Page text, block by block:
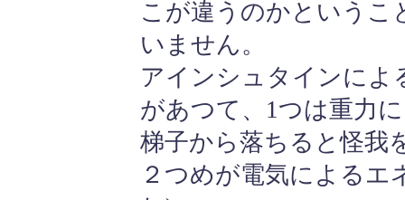
こが違うのかというこ
いません。
アインシュタインによ
があつて、1つは重力
梯子から落ちると怪我
２つめが電気による